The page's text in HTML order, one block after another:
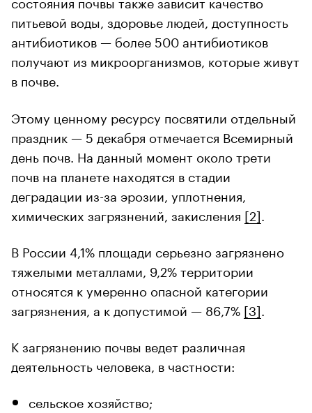
питьевой воды, здоровье людей, доступность
антибиотиков — более 500 антибиотиков
получают из микроорганизмов, которые живут
в почве.
00:00 / 00:00
Этому ценному ресурсу посвятили отдельный
праздник — 5 декабря отмечается Всемирный
день почв. На данный момент около трети
почв на планете находятся в стадии
деградации из-за эрозии, уплотнения,
химических загрязнений, закисления [2]
В России 4,1% площади серьезно загрязнено
тяжелыми металлами, 9,2% территории
относятся к умеренно опасной категории
загрязнения, а к допустимой — 86,7% [3]
К загрязнению почвы ведет различная
деятельность человека, в частности:
сельское хозяйство;